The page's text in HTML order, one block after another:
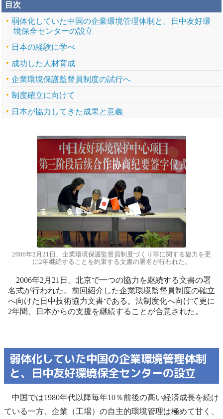
目次
弱体化していた中国の企業環境管理体制と、日中友好環
境保全センターの設立
日本の経験に学べ
成功した人材育成
企業環境保護監督員制度の試行へ
制度確立に向けて
日本が協力してきた成果と意義
2006年2月21日、企業環境保護監督員制度づくり等に関する協力を更
に2年継続することを約束する文書の署名が行われた。
2006年2月21日、北京で一つの協力を継続する文書の署
名式が行われた。前回紹介した企業環境監督員制度の確立
へ向けた日中技術協力文書である。法制度化へ向けて更に
2年間、日本からの支援を継続することが合意された。
弱体化していた中国の企業環境管理体制
と、日中友好環境保全センターの設立
中国では1980年代以降毎年10％前後の高い経済成長を続け
ている一方、企業（工場）の自主的環境管理は極めて甘く、